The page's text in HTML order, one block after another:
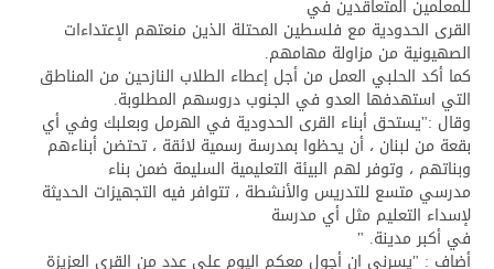
للمعلمين المتعاقدين في
القرى الحدودية مع فلسطين المحتلة الذين منعتهم الإعتداءات
الصهيونية من مزاولة مهامهم.
كما أكد الحلبي العمل من أجل إعطاء الطلاب النازحين من المناطق
التي استهدفها العدو في الجنوب دروسهم المطلوبة.
وقال :"يستحق أبناء القرى الحدودية في الهرمل وبعلبك وفي أي
بقعة من لبنان ، أن يحظوا بمدرسة رسمية لائقة ، تحتضن أبناءهم
وبناتهم ، وتوفر لهم البيئة التعليمية السليمة ضمن بناء
مدرسي متسع للتدريس والأنشطة ، تتوافر فيه التجهيزات الحديثة
لإسداء التعليم مثل أي مدرسة
في أكبر مدينة. "
أضاف : "يسرني ان أجول معكم اليوم على عدد من القرى العزيزة